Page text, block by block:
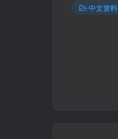
中文资料